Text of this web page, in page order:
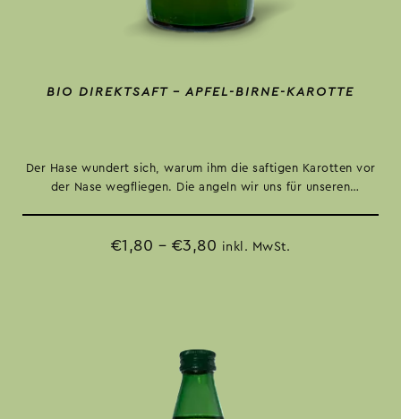
BIO DIREKTSAFT – APFEL-BIRNE-KAROTTE
Der Hase wundert sich, warum ihm die saftigen Karotten vor
der Nase wegfliegen. Die angeln wir uns für unseren
€1,80 – €3,80 inkl. MwSt.